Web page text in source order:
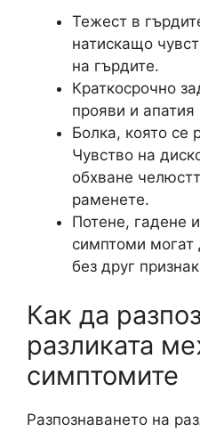
Тежест в
натискащо
на гърдите.
Краткосрочно
прояви и
Болка, която се
Чувство на
обхване
раменете.
Потене, гадене
симптоми могат
без друг
Как да
разликата
симптомите
Разпознаването на